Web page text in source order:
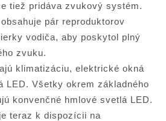
tiež pridáva zvukový systém.
pár reproduktorov
vodiča, aby poskytol plný
zvuku.
klimatizáciu, elektrické okná
LED. Všetky okrem základného
konvenčné hmlové svetlá LED.
teraz k dispozícii na